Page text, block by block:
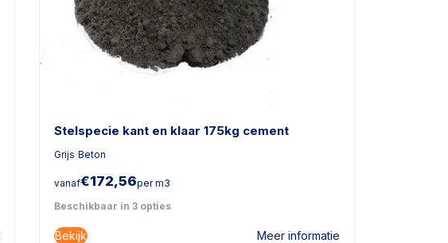
Stelspecie kant en klaar 175kg cement
Grijs Beton
vanaf€172,56per m3
Beschikbaar in 3 opties
Bekijk Meer informatie